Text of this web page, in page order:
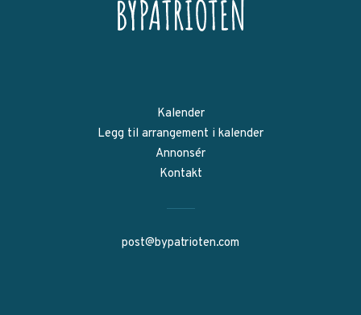
Kalender
Legg til arrangement i kalender
Annonsér
Kontakt
post@bypatrioten.com